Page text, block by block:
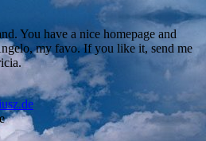
You have a nice homepage and
my favo. If you like it, send me